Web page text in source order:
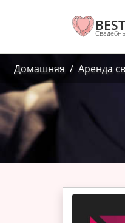
BEST
Домашняя Аренда